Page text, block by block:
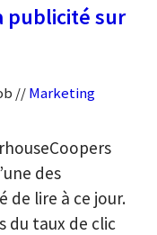
publicité sur
//Marketing
des
de lire à ce jour.
du taux de clic